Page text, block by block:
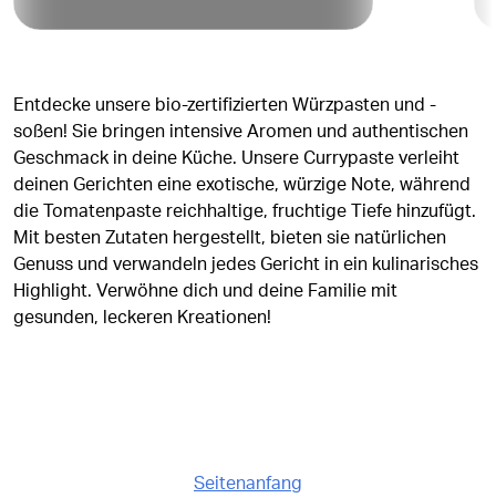
Seitenanfang
Entdecke unsere bio-zertifizierten Würzpasten und -
soßen! Sie bringen intensive Aromen und authentischen
Geschmack in deine Küche. Unsere Currypaste verleiht
deinen Gerichten eine exotische, würzige Note, während
die Tomatenpaste reichhaltige, fruchtige Tiefe hinzufügt.
Mit besten Zutaten hergestellt, bieten sie natürlichen
Genuss und verwandeln jedes Gericht in ein kulinarisches
Highlight. Verwöhne dich und deine Familie mit
gesunden, leckeren Kreationen!